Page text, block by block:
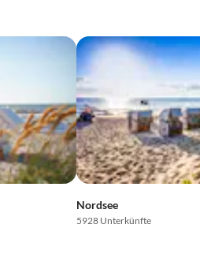
Nordsee
5928 Unterkünfte